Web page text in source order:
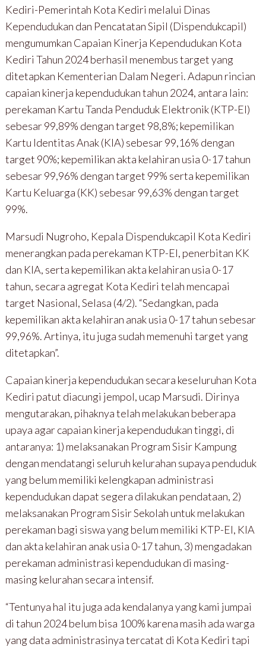
Kediri-Pemerintah Kota Kediri melalui Dinas
Kependudukan dan Pencatatan Sipil (Dispendukcapil)
mengumumkan Capaian Kinerja Kependudukan Kota
Kediri Tahun 2024 berhasil menembus target yang
ditetapkan Kementerian Dalam Negeri. Adapun rincian
capaian kinerja kependudukan tahun 2024, antara lain:
perekaman Kartu Tanda Penduduk Elektronik (KTP-El)
sebesar 99,89% dengan target 98,8%; kepemilikan
Kartu Identitas Anak (KIA) sebesar 99,16% dengan
target 90%; kepemilikan akta kelahiran usia 0-17 tahun
sebesar 99,96% dengan target 99% serta kepemilikan
Kartu Keluarga (KK) sebesar 99,63% dengan target
99%.
Marsudi Nugroho, Kepala Dispendukcapil Kota Kediri
menerangkan pada perekaman KTP-El, penerbitan KK
dan KIA, serta kepemilikan akta kelahiran usia 0-17
tahun, secara agregat Kota Kediri telah mencapai
target Nasional, Selasa (4/2). “Sedangkan, pada
kepemilikan akta kelahiran anak usia 0-17 tahun sebesar
99,96%. Artinya, itu juga sudah memenuhi target yang
ditetapkan”.
Capaian kinerja kependudukan secara keseluruhan Kota
Kediri patut diacungi jempol, ucap Marsudi. Dirinya
mengutarakan, pihaknya telah melakukan beberapa
upaya agar capaian kinerja kependudukan tinggi, di
antaranya: 1) melaksanakan Program Sisir Kampung
dengan mendatangi seluruh kelurahan supaya penduduk
yang belum memiliki kelengkapan administrasi
kependudukan dapat segera dilakukan pendataan, 2)
melaksanakan Program Sisir Sekolah untuk melakukan
perekaman bagi siswa yang belum memiliki KTP-El, KIA
dan akta kelahiran anak usia 0-17 tahun, 3) mengadakan
perekaman administrasi kependudukan di masing-
masing kelurahan secara intensif.
“Tentunya hal itu juga ada kendalanya yang kami jumpai
di tahun 2024 belum bisa 100% karena masih ada warga
yang data administrasinya tercatat di Kota Kediri tapi